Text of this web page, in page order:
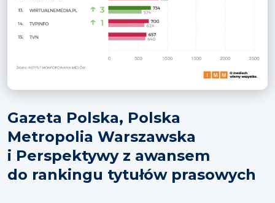
Gazeta Polska, Polska
Metropolia Warszawska
i Perspektywy z awansem
do rankingu tytułów prasowych